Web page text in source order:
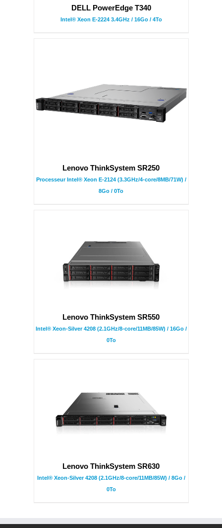
DELL PowerEdge T340
Intel® Xeon E-2224 3.4GHz / 16Go / 4To
Lenovo ThinkSystem SR250
Processeur Intel® Xeon E-2124 (3.3GHz/4-core/8MB/71W) /
8Go / 0To
Lenovo ThinkSystem SR550
Intel® Xeon-Silver 4208 (2.1GHz/8-core/11MB/85W) / 16Go /
0To
Lenovo ThinkSystem SR630
Intel® Xeon-Silver 4208 (2.1GHz/8-core/11MB/85W) / 8Go /
0To